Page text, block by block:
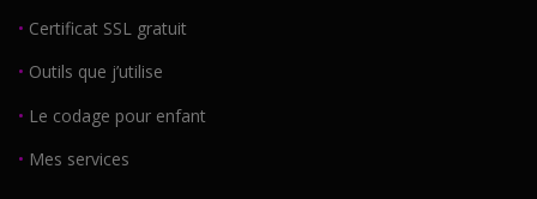
• Certificat SSL gratuit
• Outils que j’utilise
• Le codage pour enfant
• Mes services